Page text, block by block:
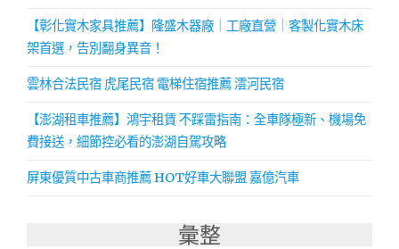
【彰化實木家具推薦】隆盛木器廠｜工廠直營｜客製化實木床
架首選，告別翻身異音！
雲林合法民宿 虎尾民宿 電梯住宿推薦 澐河民宿
【澎湖租車推薦】鴻宇租賃 不踩雷指南：全車隊極新、機場免
費接送，細節控必看的澎湖自駕攻略
屏東優質中古車商推薦 HOT好車大聯盟 嘉億汽車
彙整